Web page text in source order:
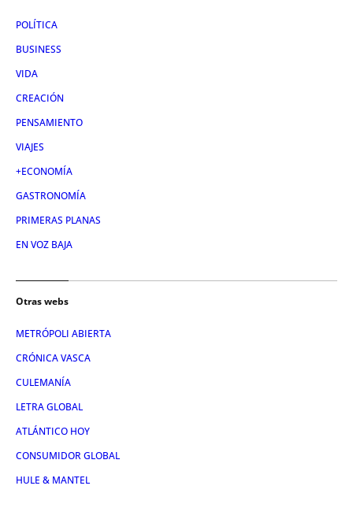
POLÍTICA
BUSINESS
VIDA
CREACIÓN
PENSAMIENTO
VIAJES
+ECONOMÍA
GASTRONOMÍA
PRIMERAS PLANAS
EN VOZ BAJA
Otras webs
METRÓPOLI ABIERTA
CRÓNICA VASCA
CULEMANÍA
LETRA GLOBAL
ATLÁNTICO HOY
CONSUMIDOR GLOBAL
HULE & MANTEL